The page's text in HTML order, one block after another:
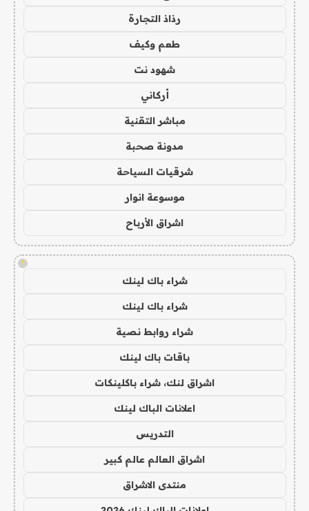
رذاذ التجارة
طعم وكيف
شهود نت
أركاني
مباشر التقنية
مدونة صحبة
شرقيات السياحة
موسوعة انوار
اشراق الأرباح
!
شراء باك لينك
شراء باك لينك
شراء روابط نصية
باقات باك لينك
اشراق لنك، شراء باكلينكات
اعلانات الباك لينك
التدريس
اشراق العالم عالم كبير
منتدى الاشراق